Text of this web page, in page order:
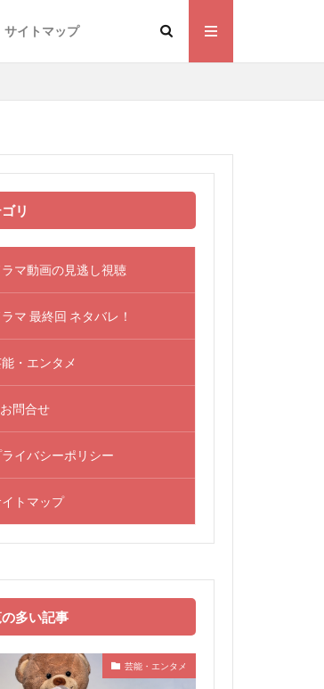
サイトマップ
リ
ラマ動画の見逃し視聴
ラマ 最終回 ネタバレ！
・エンタメ
問合せ
ライバシーポリシー
トマップ
多い記事
芸能・エンタメ